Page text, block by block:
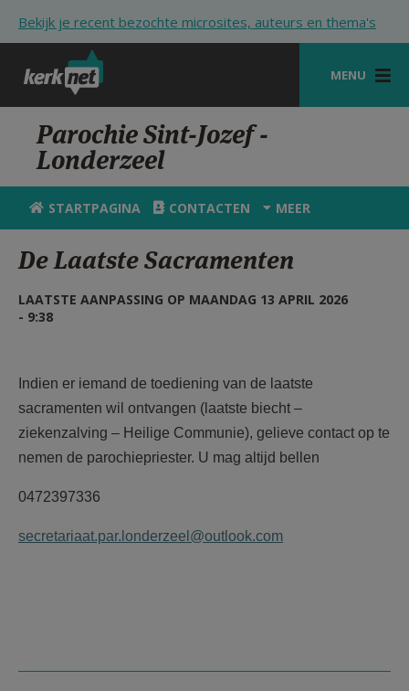
Bekijk je recent bezochte microsites, auteurs en thema's
MENU
STARTPAGINA
KERK
VIERINGEN
HULP
MIJN PAROCHIE
AANMELDEN OF REGISTREREN
Parochie Sint-Jozef -
Londerzeel
STARTPAGINA CONTACTEN MEER
De Laatste Sacramenten
LAATSTE AANPASSING OP MAANDAG 13 APRIL 2026
- 9:38
Indien er iemand de toediening van de laatste
sacramenten wil ontvangen (laatste biecht –
ziekenzalving – Heilige Communie), gelieve contact op te
nemen de parochiepriester. U mag altijd bellen
0472397336
secretariaat.par.londerzeel@outlook.com